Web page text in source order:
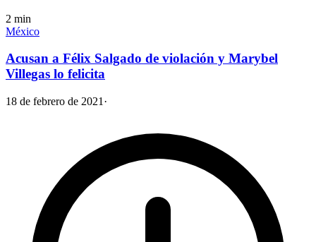
2 min
México
Acusan a Félix Salgado de violación y Marybel
Villegas lo felicita
18 de febrero de 2021 ·